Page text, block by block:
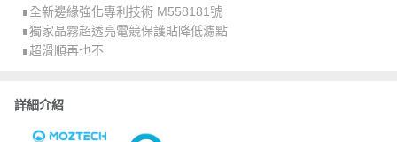
∎全新邊緣強化專利技術 M558181號
∎獨家晶霧超透亮電競保護貼降低濾點
∎超滑順再也不
詳細介紹